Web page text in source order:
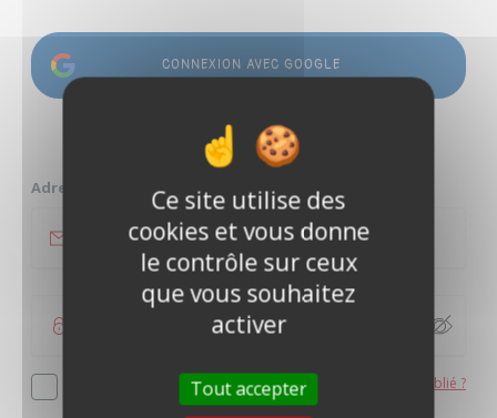
CONNEXION AVEC GOOGLE
ou
Adresse e-mail
Se souvenir de moi Mot de passe oublié ?
Ce site utilise des
cookies et vous donne
le contrôle sur ceux
que vous souhaitez
activer
Tout accepter